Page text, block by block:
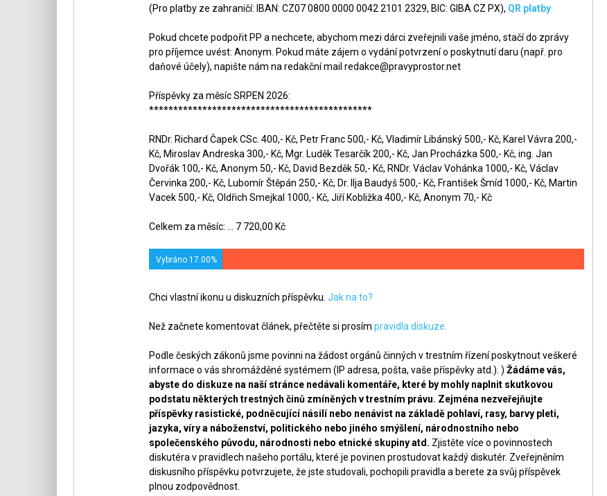
(Pro platby ze zahraničí: IBAN: CZ07 0800 0000 0042 2101 2329, BIC: GIBA CZ PX), QR platby
Pokud chcete podpořit PP a nechcete, abychom mezi dárci zveřejnili vaše jméno, stačí do zprávy
pro příjemce uvést: Anonym. Pokud máte zájem o vydání potvrzení o poskytnutí daru (např. pro
daňové účely), napište nám na redakční mail redakce@pravyprostor.net
Příspěvky za měsíc SRPEN 2026:
**********************************************
RNDr. Richard Čapek CSc. 400,- Kč, Petr Franc 500,- Kč, Vladimír Libánský 500,- Kč, Karel Vávra 200,-
Kč, Miroslav Andreska 300,- Kč, Mgr. Luděk Tesarčík 200,- Kč, Jan Procházka 500,- Kč, ing. Jan
Dvořák 100,- Kč, Anonym 50,- Kč, David Bezděk 50,- Kč, RNDr. Václav Vohánka 1000,- Kč, Václav
Červinka 200,- Kč, Lubomír Štěpán 250,- Kč, Dr. Ilja Baudyš 500,- Kč, František Šmíd 1000,- Kč, Martin
Vacek 500,- Kč, Oldřich Smejkal 1000,- Kč, Jiří Kobližka 400,- Kč, Anonym 70,- Kč
Celkem za měsíc: ... 7 720,00 Kč
Vybráno 17.00%
Chci vlastní ikonu u diskuzních příspěvku. Jak na to?
Než začnete komentovat článek, přečtěte si prosím pravidla diskuze.
Podle českých zákonů jsme povinni na žádost orgánů činných v trestním řízení poskytnout veškeré
informace o vás shromážděné systémem (IP adresa, pošta, vaše příspěvky atd.). ) Žádáme vás,
abyste do diskuze na naší stránce nedávali komentáře, které by mohly naplnit skutkovou
podstatu některých trestných činů zmíněných v trestním právu. Zejména nezveřejňujte
příspěvky rasistické, podněcující násilí nebo nenávist na základě pohlaví, rasy, barvy pleti,
jazyka, víry a náboženství, politického nebo jiného smýšlení, národnostního nebo
společenského původu, národnosti nebo etnické skupiny atd. Zjistěte více o povinnostech
diskutéra v pravidlech našeho portálu, které je povinen prostudovat každý diskutér. Zveřejněním
diskusního příspěvku potvrzujete, že jste studovali, pochopili pravidla a berete za svůj příspěvek
plnou zodpovědnost.